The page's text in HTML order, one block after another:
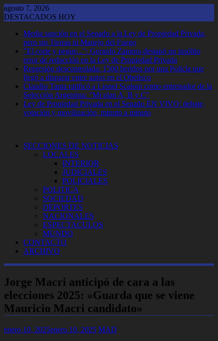
Saltar
al
agosto 7, 2026
DESTACADOS HOY
Media sanción en el Senado a la Ley de Propiedad Privada,
pero sin Tierras ni Manejo del Fuego
"El corte y pegue...": Gerardo Zamora destapó un insólito
error de redacción en la Ley de Propiedad Privada
Represión descontrolada: 1500 heridos por una Policía que
llegó a disparar entre autos en el Obelisco
Claudio Tapia ratificó a Lionel Scaloni como entrenador de la
Selección Argentina: "Mi plan A, B y C"
Ley de Propiedad Privada en el Senado EN VIVO: debate,
votación y movilización, minuto a minuto
SECCIONES DE NOTICIAS
LOCALES
INTERIOR
JUDICIALES
POLICIALES
POLITICA
SOCIEDAD
DEPORTES
NACIONALES
ESPECTACULOS
MUNDO
CONTACTO
ARCHIVO
Jorge Macri anticipó de cara a las
elecciones 2025: «Guarda que se viene
Mauricio Macri candidato»
enero 10, 2025enero 10, 2025 MAD